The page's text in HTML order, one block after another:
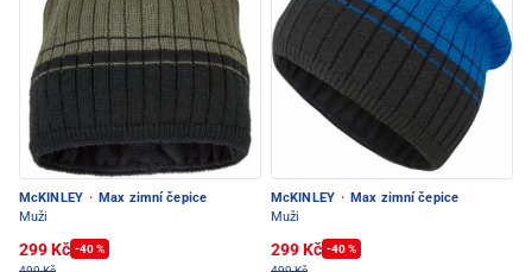
McKINLEY · Max zimní čepice
Muži
299 Kč -40 %
McKINLEY · Max zimní čepice
Muži
299 Kč -40 %